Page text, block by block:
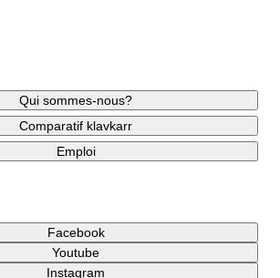
Qui sommes-nous?
Comparatif klavkarr
Emploi
Facebook
Youtube
Instagram